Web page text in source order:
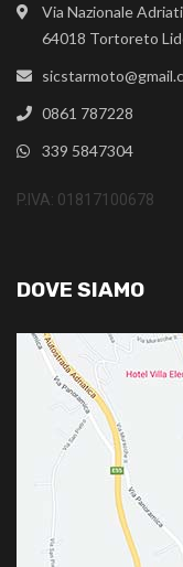
Via Nazionale
64018 Tortoreto
0861 787228
339 5847304
P.IVA: 01817100678
DOVE SIAMO